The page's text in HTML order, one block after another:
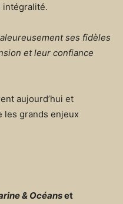
intégralité.
ses fidèles
et leur confiance
aujourd’hui et
les grands enjeux
& Océanset